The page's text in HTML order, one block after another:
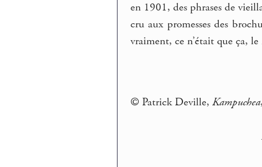
en 1901, des phrases de
cru aux promesses des
vraiment, ce n’était que ça,
© Patrick Deville,Kampuchea